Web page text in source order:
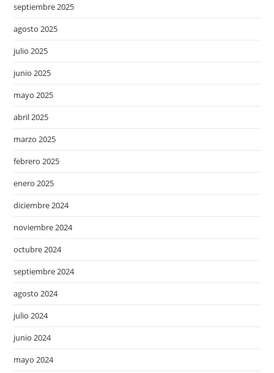
septiembre 2025
agosto 2025
julio 2025
junio 2025
mayo 2025
abril 2025
marzo 2025
febrero 2025
enero 2025
diciembre 2024
noviembre 2024
octubre 2024
septiembre 2024
agosto 2024
julio 2024
junio 2024
mayo 2024